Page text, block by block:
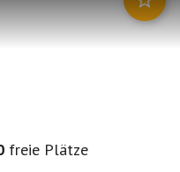
freie Plätze